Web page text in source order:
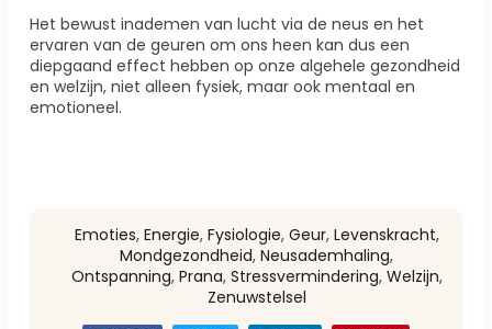
Het bewust inademen van lucht via de neus en het
ervaren van de geuren om ons heen kan dus een
diepgaand effect hebben op onze algehele gezondheid
en welzijn, niet alleen fysiek, maar ook mentaal en
emotioneel.
Emoties, Energie, Fysiologie, Geur, Levenskracht,
Mondgezondheid, Neusademhaling,
Ontspanning, Prana, Stressvermindering, Welzijn,
Zenuwstelsel